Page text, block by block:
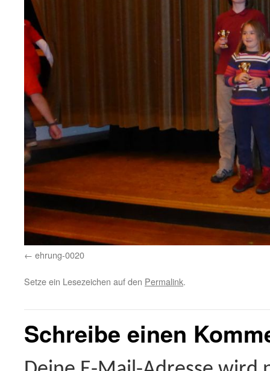
ehrung-0020
Setze ein Lesezeichen auf den Permalink.
Schreibe einen